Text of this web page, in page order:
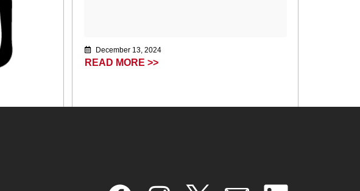
December 13, 2024
READ MORE >>